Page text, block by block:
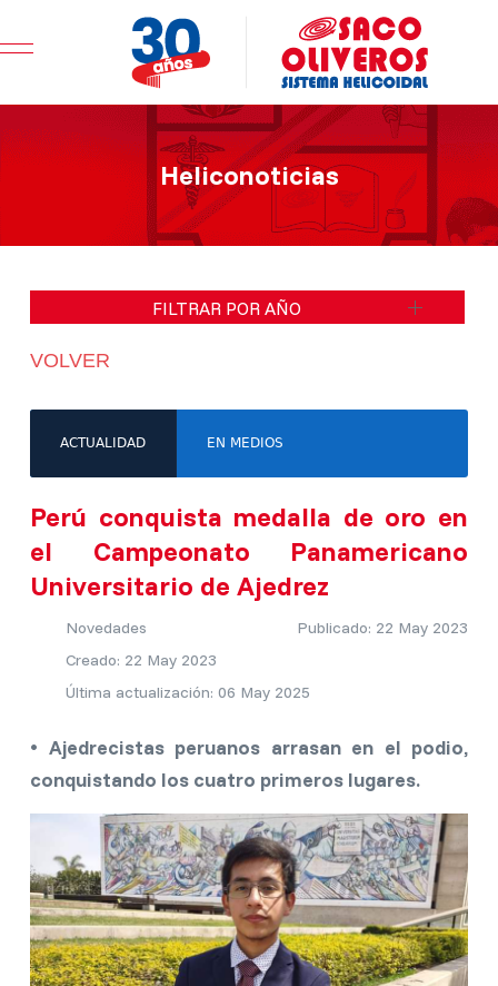
Mobile Menu Toggle
Heliconoticias
FILTRAR POR AÑO
VOLVER
ACTUALIDAD EN MEDIOS
Perú conquista medalla de oro en
el Campeonato Panamericano
Universitario de Ajedrez
Novedades
Publicado: 22 May 2023
Creado: 22 May 2023
Última actualización: 06 May 2025
• Ajedrecistas peruanos arrasan en el podio,
conquistando los cuatro primeros lugares.